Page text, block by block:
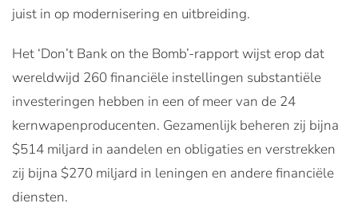
juist in op modernisering en uitbreiding.
Het ‘Don’t Bank on the Bomb’-rapport wijst erop dat
wereldwijd 260 financiële instellingen substantiële
investeringen hebben in een of meer van de 24
kernwapenproducenten. Gezamenlijk beheren zij bijna
$514 miljard in aandelen en obligaties en verstrekken
zij bijna $270 miljard in leningen en andere financiële
diensten.